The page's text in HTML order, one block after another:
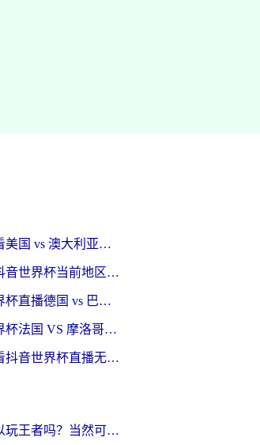
在国外怎么看美国 vs 澳大利亚世界杯直播？海外党必藏的中文解说观赛指南
在加拿大看抖音世界杯当前地区不可播放？海外党体育观赛终极指南
在海外看世界杯直播德国 vs 巴拉圭当前IP受限制？这篇指南帮你轻松解决地区限制
在国外看世界杯法国 VS 摩洛哥仅限中国大陆？别让地域限制拦下你的欢呼
在澳大利亚看抖音世界杯直播无法播放？海外党体育观赛终极指南来了！
身在国外可以玩王者吗？当然可以，但你需要这份“加速”指南